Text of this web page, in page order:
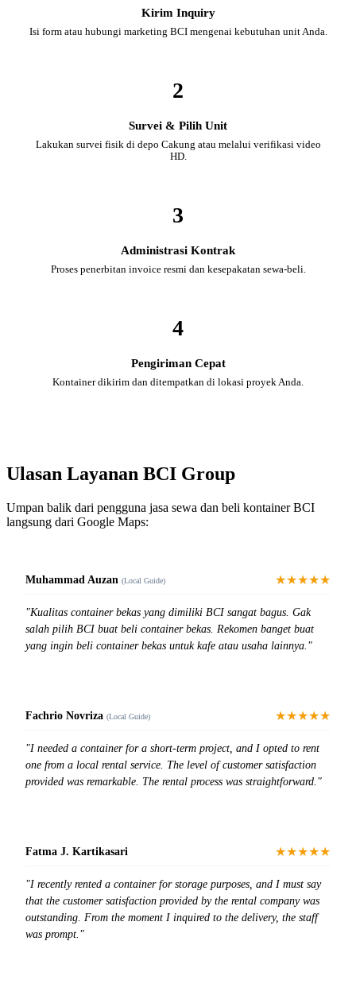
Kirim Inquiry
Isi form atau hubungi marketing BCI mengenai kebutuhan unit Anda.
2
Survei & Pilih Unit
Lakukan survei fisik di depo Cakung atau melalui verifikasi video
HD.
3
Administrasi Kontrak
Proses penerbitan invoice resmi dan kesepakatan sewa-beli.
4
Pengiriman Cepat
Kontainer dikirim dan ditempatkan di lokasi proyek Anda.
Ulasan Layanan BCI Group
Umpan balik dari pengguna jasa sewa dan beli kontainer BCI
langsung dari Google Maps:
Muhammad Auzan (Local Guide) ★★★★★
"Kualitas container bekas yang dimiliki BCI sangat bagus. Gak
salah pilih BCI buat beli container bekas. Rekomen banget buat
yang ingin beli container bekas untuk kafe atau usaha lainnya."
Fachrio Novriza (Local Guide) ★★★★★
"I needed a container for a short-term project, and I opted to rent
one from a local rental service. The level of customer satisfaction
provided was remarkable. The rental process was straightforward."
Fatma J. Kartikasari ★★★★★
"I recently rented a container for storage purposes, and I must say
that the customer satisfaction provided by the rental company was
outstanding. From the moment I inquired to the delivery, the staff
was prompt."